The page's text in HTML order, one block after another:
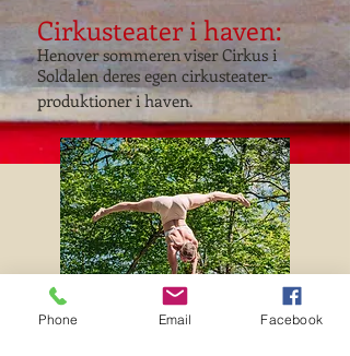
Cirkusteater i haven:
Henover sommeren viser Cirkus i
Soldalen deres egen cirkusteater-
produktioner i haven.
Phone Email Facebook